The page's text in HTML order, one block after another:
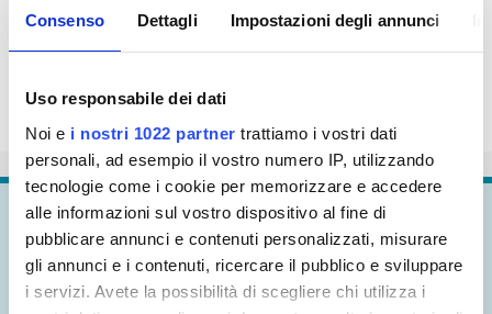
Consenso Dettagli Impostazioni degli annunci
Uso responsabile dei dati
Noi e i nostri 1022 partner trattiamo i vostri dati
personali, ad esempio il vostro numero IP, utilizzando
tecnologie come i cookie per memorizzare e accedere
alle informazioni sul vostro dispositivo al fine di
pubblicare annunci e contenuti personalizzati, misurare
gli annunci e i contenuti, ricercare il pubblico e sviluppare
i servizi. Avete la possibilità di scegliere chi utilizza i
Continua aesplorare